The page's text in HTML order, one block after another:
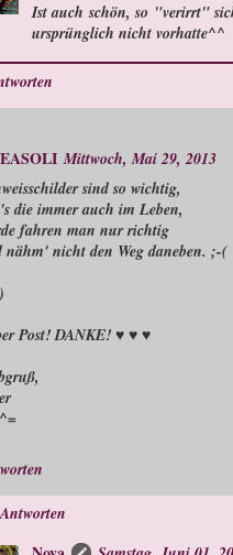
Ist auch schön, so "verirrt"
ursprünglich nicht vorhatte^^
Mittwoch, Mai 29, 2013
sind so wichtig,
die immer auch im Leben,
fahren man nur richtig
nähm' nicht den Weg daneben. ;-(
Post! DANKE! ♥ ♥ ♥
Antworten